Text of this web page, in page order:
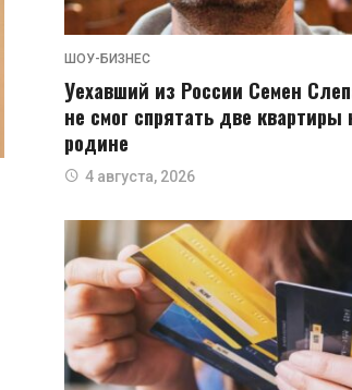
ШОУ-БИЗНЕС
Уехавший из России Семен
не смог спрятать две квартиры
родине
4 августа, 2026